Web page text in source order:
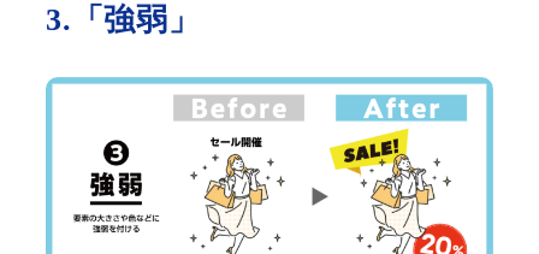
3.「強弱」